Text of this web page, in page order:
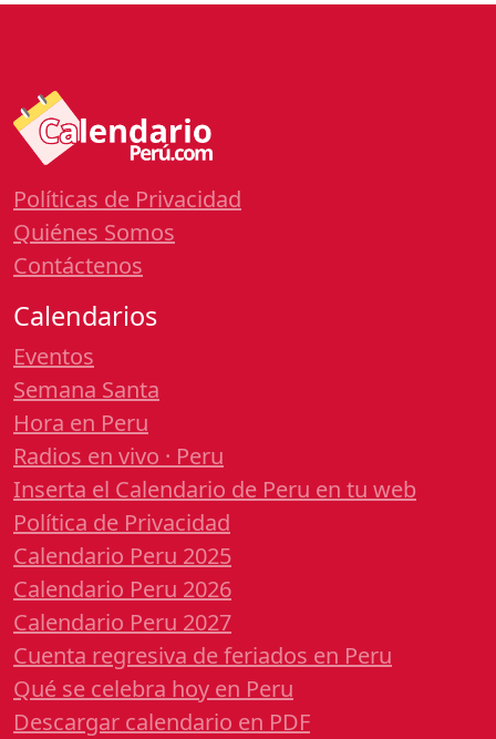
Políticas de Privacidad
Quiénes Somos
Contáctenos
Calendarios
Eventos
Semana Santa
Hora en Peru
Radios en vivo · Peru
Inserta el Calendario de Peru en tu web
Política de Privacidad
Calendario Peru 2025
Calendario Peru 2026
Calendario Peru 2027
Cuenta regresiva de feriados en Peru
Qué se celebra hoy en Peru
Descargar calendario en PDF